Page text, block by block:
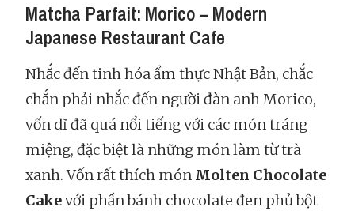
Matcha Parfait: Morico – Modern
Japanese Restaurant Cafe
Nhắc đến tinh hóa ẩm thực Nhật Bản, chắc
chắn phải nhắc đến người đàn anh Morico,
vốn dĩ đã quá nổi tiếng với các món tráng
miệng, đặc biệt là những món làm từ trà
xanh. Vốn rất thích món Molten Chocolate
Cakevới phần bánh chocolate đen phủ bột